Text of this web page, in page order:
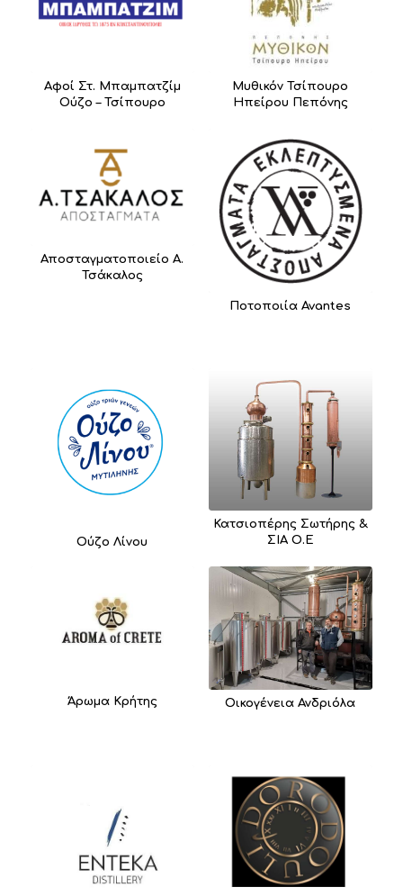
Αφοί Στ. Μπαμπατζίμ
Ούζο – Τσίπουρο
Μυθικόν Τσίπουρο
Ηπείρου Πεπόνης
Αποσταγματοποιείο Α.
Τσάκαλος
Ποτοποιία Avantes
Ούζο Λίνου
Κατσιοπέρης Σωτήρης &
ΣΙΑ Ο.Ε
Άρωμα Κρήτης Οικογένεια Ανδριόλα